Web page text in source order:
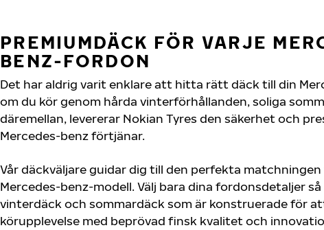
PREMIUMDÄCK FÖR VARJE
BENZ-FORDON
Det har aldrig varit enklare att hitta rätt däck till din
om du kör genom hårda vinterförhållanden, soliga
däremellan, levererar Nokian Tyres den säkerhet och
Mercedes-benz förtjänar.
Vår däckväljare guidar dig till den perfekta
Mercedes-benz-modell. Välj bara dina fordonsdetaljer
vinterdäck och sommardäck som är konstruerade för
körupplevelse med beprövad finsk kvalitet och